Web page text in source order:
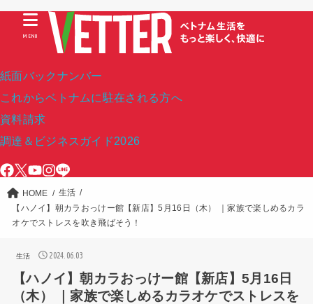
紙面バックナンバー
これからベトナムに駐在される方へ
資料請求
調達＆ビジネスガイド2026
MENU
HOME
生活
【ハノイ】朝カラおっけー館【新店】5月16日（木） ｜家族で楽しめるカラ
オケでストレスを吹き飛ばそう！
生活 2024.06.03
【ハノイ】朝カラおっけー館【新店】5月16日
（木） ｜家族で楽しめるカラオケでストレスを